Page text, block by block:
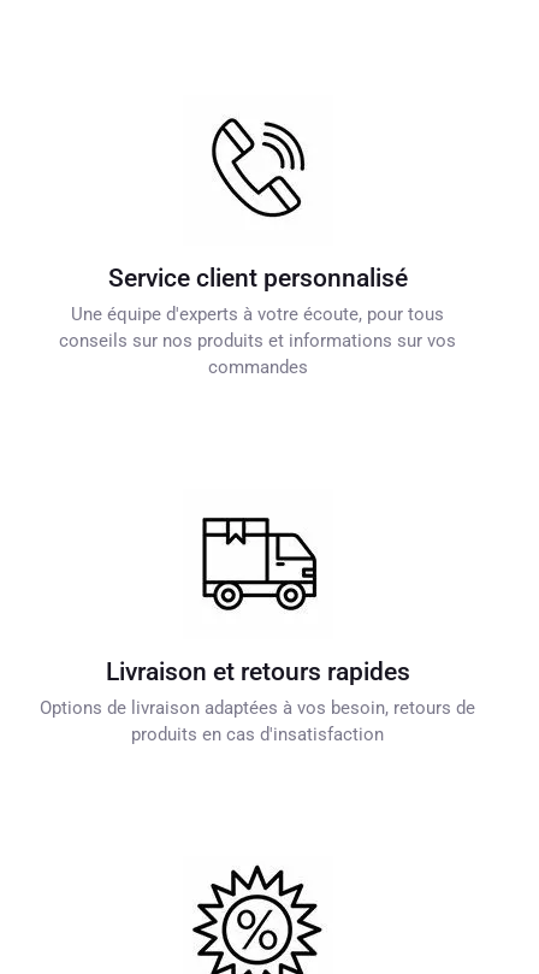
Service client personnalisé
Une équipe d'experts à votre écoute, pour tous
conseils sur nos produits et informations sur vos
commandes
Livraison et retours rapides
Options de livraison adaptées à vos besoin, retours de
produits en cas d'insatisfaction